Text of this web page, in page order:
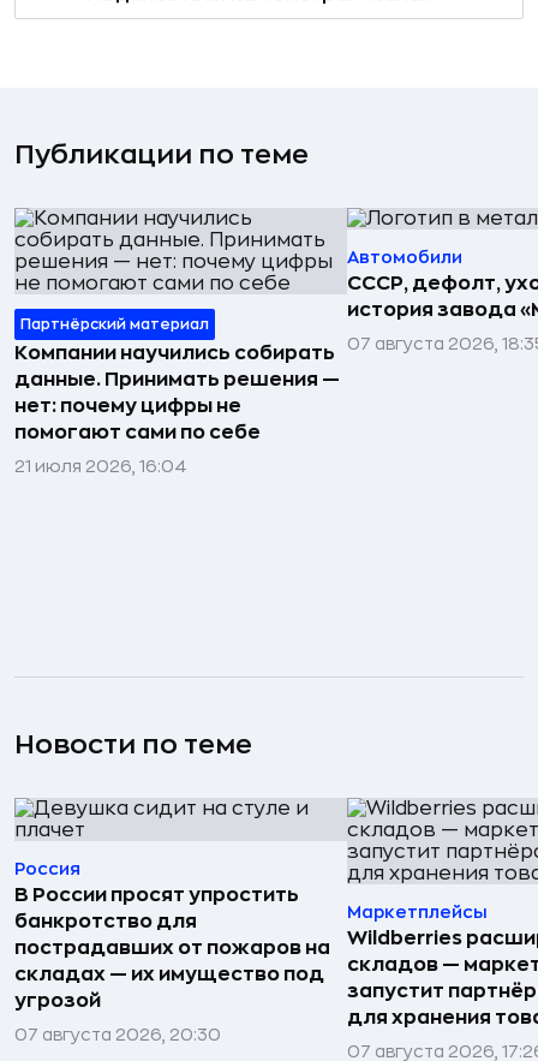
Публикации по теме
Партнёрский материал
Компании научились собирать
данные. Принимать решения —
нет: почему цифры не
помогают сами по себе
21 июля 2026, 16:04
Автомобили
СССР, дефолт,
история завода
07 августа 2026,
Новости по теме
Россия
В России просят упростить
банкротство для
пострадавших от пожаров на
складах — их имущество под
угрозой
07 августа 2026, 20:30
Маркетплейсы
Wildberries
складов —
запустит
для хранения
07 августа 2026,